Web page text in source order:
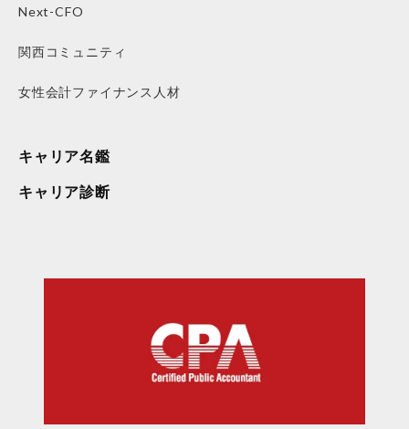
Next-CFO
関西コミュニティ
女性会計ファイナンス人材
キャリア名鑑
キャリア診断